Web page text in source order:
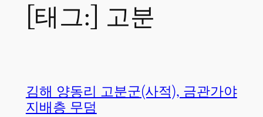
[태그:] 고분
김해 양동리 고분군(사적), 금관가야
지배층 무덤